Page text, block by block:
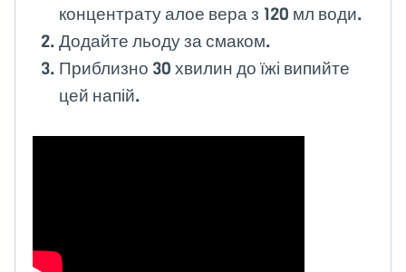
концентрату алое вера з 120 мл води.
Додайте льоду за смаком.
Приблизно 30 хвилин до їжі випийте
цей напій.